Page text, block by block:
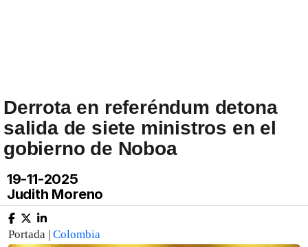
Derrota en referéndum detona
salida de siete ministros en el
gobierno de Noboa
19-11-2025
Judith Moreno
Portada | Colombia